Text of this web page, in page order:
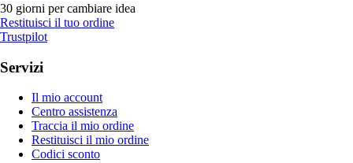
30 giorni per cambiare idea
Restituisci il tuo ordine
Trustpilot
Servizi
Il mio account
Centro assistenza
Traccia il mio ordine
Restituisci il mio ordine
Codici sconto